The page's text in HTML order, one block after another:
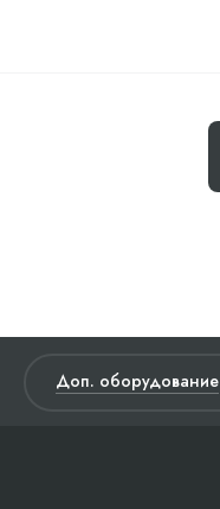
Доп. оборудование